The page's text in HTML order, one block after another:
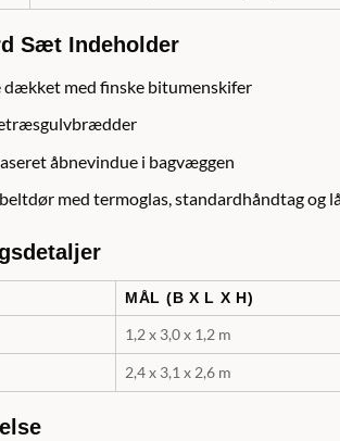
Sæt Indeholder
med finske bitumenskifer
åbnevindue i bagvæggen
med termoglas, standardhåndtag og
MÅL (B X L X H)
1,2 x 3,0 x 1,2 m
2,4 x 3,1 x 2,6 m